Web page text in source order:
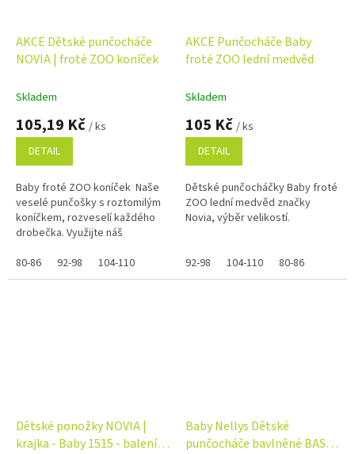
AKCE Dětské punčocháče
NOVIA | froté ZOO koníček
Skladem
105,19 Kč / ks
DETAIL
Baby froté ZOO koníček Naše
veselé punčošky s roztomilým
koníčkem, rozveselí každého
drobečka. Využijte náš
již na první objednávku....
80-86 92-98 104-110
AKCE Punčocháče Baby
froté ZOO lední medvěd
Skladem
105 Kč / ks
DETAIL
Dětské punčocháčky Baby froté
ZOO lední medvěd značky
Novia, výběr velikostí.
92-98 104-110 80-86
Dětské ponožky NOVIA |
krajka - Baby 1515 - balení 5
Baby Nellys Dětské
punčocháče bavlněné BASIC